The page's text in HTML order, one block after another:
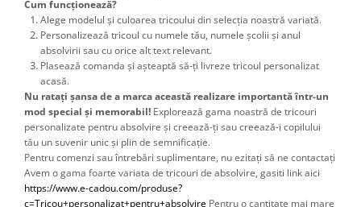
Cum funcționează?
Alege modelul și culoarea tricoului din selecția noastră variată.
Personalizează tricoul cu numele tău, numele școlii și anul
absolvirii sau cu orice alt text relevant.
Plasează comanda și așteaptă să-ți livreze tricoul personalizat
acasă.
Nu ratați șansa de a marca această realizare importantă într-un
mod special și memorabil! Explorează gama noastră de tricouri
personalizate pentru absolvire și creează-ți sau creează-i copilului
tău un suvenir unic și plin de semnificație.
Pentru comenzi sau întrebări suplimentare, nu ezitați să ne contactați
https://www.e-cadou.com/produse?
c=Tricou+personalizat+pentru+absolvire Pentru o cantitate mai mare